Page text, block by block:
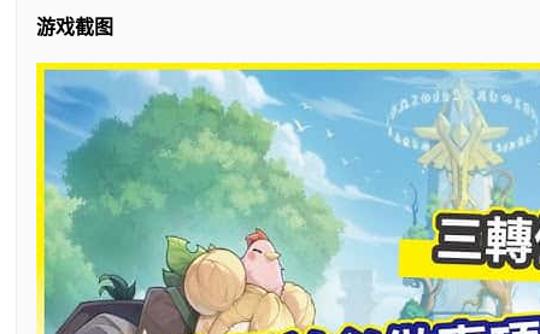
游戏截图